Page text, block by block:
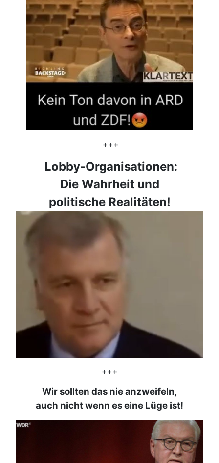
+++
Lobby-Organisationen:
Die Wahrheit und
politische Realitäten!
+++
Wir sollten das nie anzweifeln,
auch nicht wenn es eine Lüge ist!